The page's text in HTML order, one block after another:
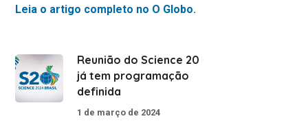
Leia o artigo completo no O Globo.
Reunião do Science 20
já tem programação
definida
1 de março de 2024